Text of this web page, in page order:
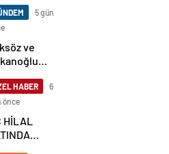
Yol
5 gün
ve
Günü
HABER
6
önce
HİLAL